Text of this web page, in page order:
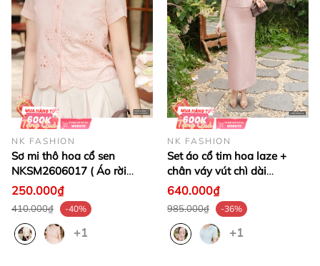
NK FASHION
Sơ mi thô hoa cổ sen
NKSM2606017 ( Áo rời
không bao gồm QU/CV/PK )
250.000₫
410.000₫ -40%
+1
NK FASHION
Set áo cổ tim hoa laze +
chân váy vút chì dài
NKBD2606002
640.000₫
985.000₫ -36%
+1